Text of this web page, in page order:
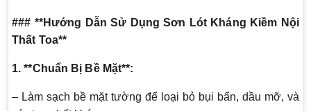
### **Hướng Dẫn Sử Dụng Sơn Lót Kháng Kiềm Nội
Thất Toa**
1. **Chuẩn Bị Bề Mặt**:
– Làm sạch bề mặt tường để loại bỏ bụi bẩn, dầu mỡ, và